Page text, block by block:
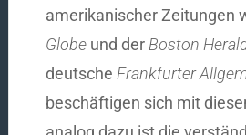
amerikanischer Zeitungen
Globe und der Boston
deutsche Frankfurter
beschäftigen sich mit